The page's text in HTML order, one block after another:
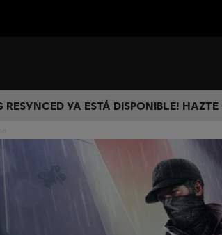
RESYNCED YA ESTÁ DISPONIBLE!